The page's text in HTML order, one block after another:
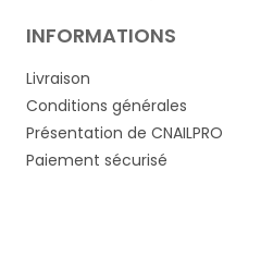
INFORMATIONS
Livraison
Conditions générales
Présentation de CNAILPRO
Paiement sécurisé